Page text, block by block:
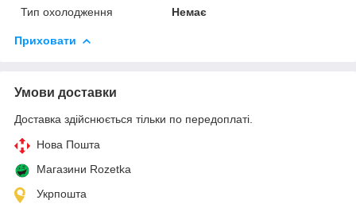
Тип охолодження
Немає
Приховати
Умови доставки
Доставка здійснюється тільки по передоплаті.
Нова Пошта
Магазини Rozetka
Укрпошта